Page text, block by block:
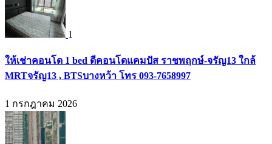
1
ให้เช่าคอนโด 1 bed ดีคอนโดแคมปัส ราชพฤกษ์-จรัญ13 ใกล้
MRTจรัญ13 , BTSบางหว้า โทร 093-7658997
1 กรกฎาคม 2026